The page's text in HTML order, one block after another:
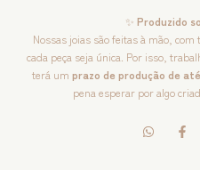
✨ Produzido
Nossas joias são feitas à mão,
cada peça seja única. Por isso,
terá um prazo de produção de
pena esperar por algo